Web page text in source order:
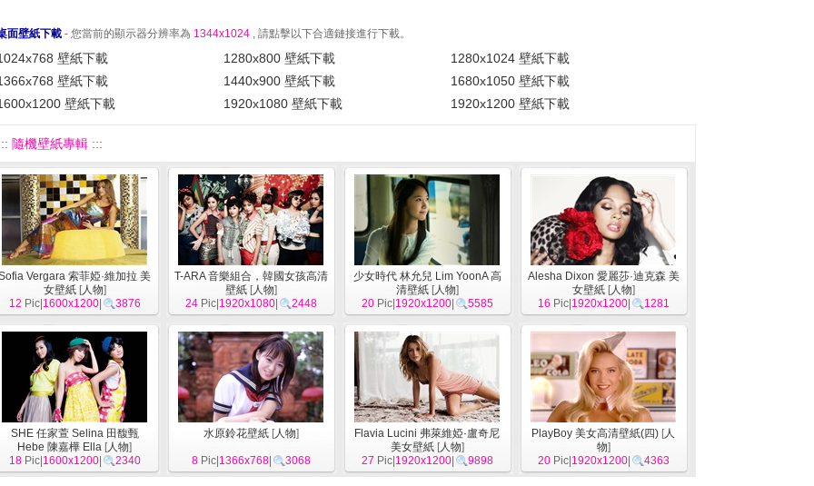
面壁紙下載 - 您當前的顯示器分辨率為 1344x1024 , 請點擊以下合適鏈接進行下載。
壁紙下載 1280x800 壁紙下載
1280x1024 壁紙下載
壁紙下載
1440x900 壁紙下載
1680x1050 壁紙下載
壁紙下載
1920x1080 壁紙下載 1920x1200 壁紙下載
隨機壁紙專輯 :::
Vergara 索菲婭·維加拉 美
女壁紙[人物]
12 Pic| 1600x1200| 3876
T-ARA 音樂組合，韓國女孩高清
壁紙[人物]
24Pic| 1920x1080| 2448
少女時代 林允兒 Lim YoonA 高
清壁紙[人物]
20Pic| 1920x1200| 5585
Alesha Dixon 愛麗莎·迪克森 美
女壁紙[人物]
16 Pic| 1920x1200| 1281
SHE 任家萱 Selina 田馥甄
Hebe 陳嘉樺 Ella [人物]
18Pic| 1600x1200| 2340
水原鈴花壁紙[人物]
8Pic| 1366x768| 3068
Flavia Lucini 弗萊維婭·盧奇尼
美女壁紙[人物]
27 Pic| 1920x1200| 9898
PlayBoy 美女高清壁紙(四) [人
物]
20Pic| 1920x1200| 4363